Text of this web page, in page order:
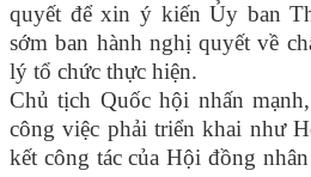
quyết để xin ý kiến Ủy ban
sớm ban hành nghị quyết về
lý tổ chức thực hiện.
Chủ tịch Quốc hội nhấn
công việc phải triển khai như
kết công tác của Hội đồng